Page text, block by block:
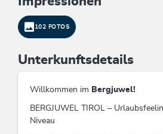
102 FOTOS
Unterkunftsdetails
Willkommen im Bergjuwel!
BERGJUWEL TIROL –
Niveau